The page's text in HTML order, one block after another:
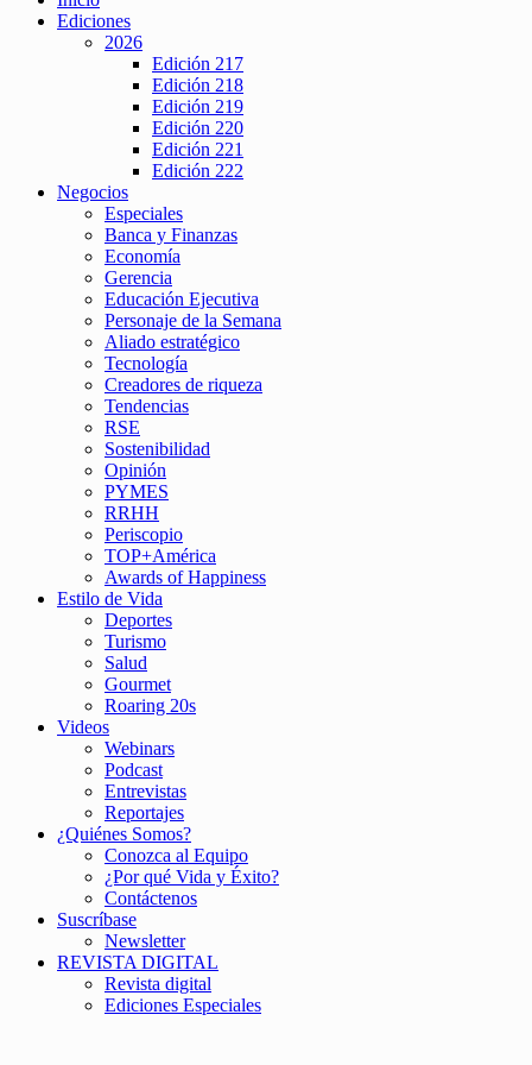
Ediciones
2026
Edición 217
Edición 218
Edición 219
Edición 220
Edición 221
Edición 222
Negocios
Especiales
Banca y Finanzas
Economía
Gerencia
Educación Ejecutiva
Personaje de la Semana
Aliado estratégico
Tecnología
Creadores de riqueza
Tendencias
RSE
Sostenibilidad
Opinión
PYMES
RRHH
Periscopio
TOP+América
Awards of Happiness
Estilo de Vida
Deportes
Turismo
Salud
Gourmet
Roaring 20s
Videos
Webinars
Podcast
Entrevistas
Reportajes
¿Quiénes Somos?
Conozca al Equipo
¿Por qué Vida y Éxito?
Contáctenos
Suscríbase
Newsletter
REVISTA DIGITAL
Revista digital
Ediciones Especiales